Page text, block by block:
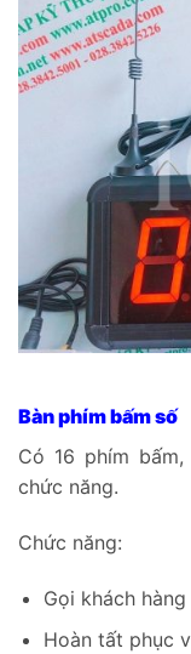
Bàn phím bấm số
Có 16 phím
chức năng.
Chức năng:
Gọi khách
Hoàn tất phục